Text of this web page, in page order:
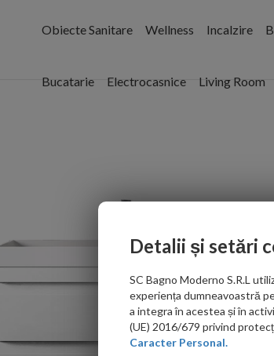
Obiecte Sanitare Wellness Incalzire
Bucatarie Electrocasnice Living Room
Detalii și setări
SC Bagno Moderno S.R.L
experiența dumneavoastră
a integra în acestea și în
(UE) 2016/679 privind
Caracter Personal.